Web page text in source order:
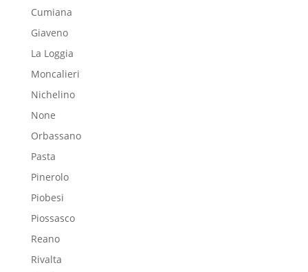
Cumiana
Giaveno
La Loggia
Moncalieri
Nichelino
None
Orbassano
Pasta
Pinerolo
Piobesi
Piossasco
Reano
Rivalta